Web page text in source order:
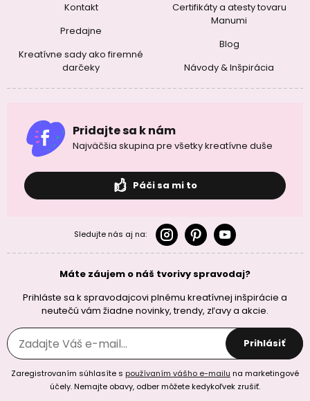
Kontakt
Predajne
Kreatívne sady ako firemné
darčeky
Certifikáty a atesty tovaru
Manumi
Blog
Návody & Inšpirácia
Pridajte sa k nám
Najväčšia skupina pre všetky kreatívne duše
Páči sa mi to
Sledujte nás aj na:
Máte záujem o náš tvorivy spravodaj?
Prihláste sa k spravodajcovi plnému kreatívnej inšpirácie a
neutečú vám žiadne novinky, trendy, zľavy a akcie.
Prihlásiť
Zaregistrovaním súhlasíte s používaním vášho e-mailu na marketingové
účely. Nemajte obavy, odber môžete kedykoľvek zrušiť.